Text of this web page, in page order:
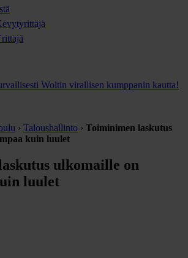
Woltin virallisen kumppanin kautta!
› Taloushallinto › Toiminimen laskutus
kuin luulet
ulkomaille on
luulet